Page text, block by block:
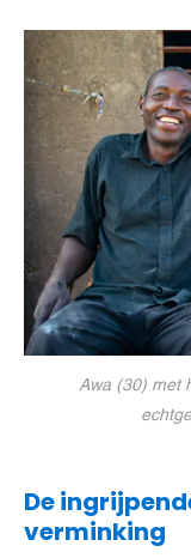
Awa (30) met
De
verminking